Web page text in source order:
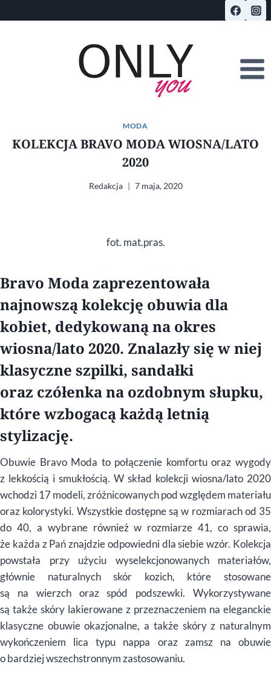
do
MODA
KOLEKCJA BRAVO MODA WIOSNA/LATO
2020
Redakcja 7 maja, 2020
fot. mat.pras.
Bravo Moda zaprezentowała
najnowszą kolekcję obuwia dla
kobiet, dedykowaną na okres
wiosna/lato 2020. Znalazły się w niej
klasyczne szpilki, sandałki
oraz czółenka na ozdobnym słupku,
które wzbogacą każdą letnią
stylizację.
Obuwie Bravo Moda to połączenie komfortu oraz wygody
z lekkością i smukłością. W skład kolekcji wiosna/lato 2020
wchodzi 17 modeli, zróżnicowanych pod względem materiału
oraz kolorystyki. Wszystkie dostępne są w rozmiarach od 35
do 40, a wybrane również w rozmiarze 41, co sprawia,
że każda z Pań znajdzie odpowiedni dla siebie wzór. Kolekcja
powstała przy użyciu wyselekcjonowanych materiałów,
głównie naturalnych skór kozich, które stosowane
są na wierzch oraz spód podszewki. Wykorzystywane
są także skóry lakierowane z przeznaczeniem na eleganckie
klasyczne obuwie okazjonalne, a także skóry z naturalnym
wykończeniem lica typu nappa oraz zamsz na obuwie
o bardziej wszechstronnym zastosowaniu.